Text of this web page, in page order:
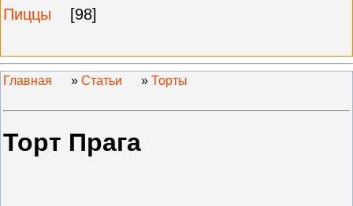
Пиццы
[98]
Главная » Статьи » Торты
Торт Прага